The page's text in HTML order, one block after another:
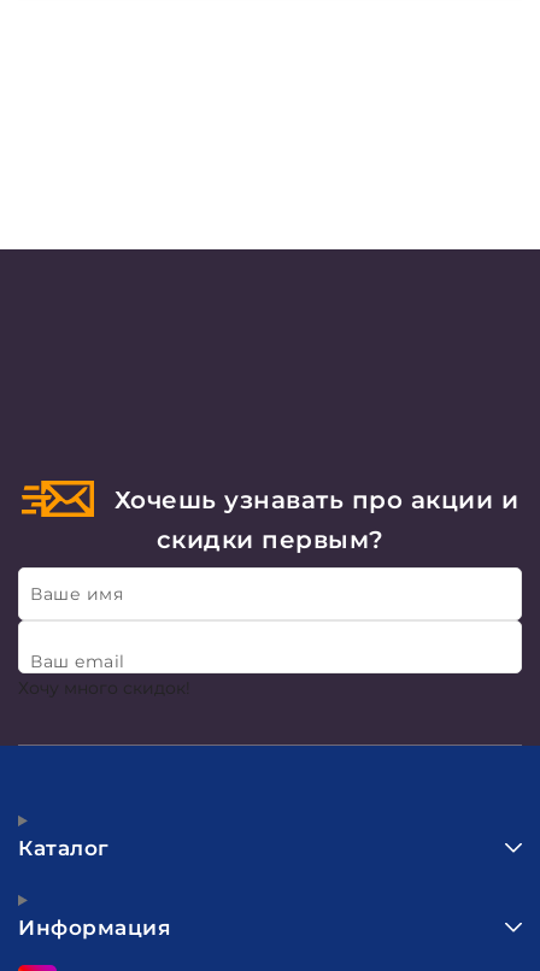
Хочешь узнавать про акции и
скидки первым?
Ваше имя
Ваш email
Хочу много скидок!
Каталог
Информация